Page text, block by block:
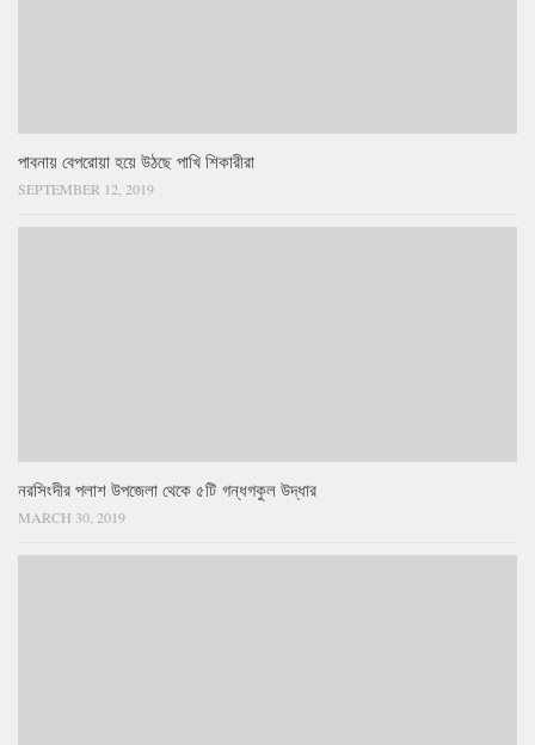
পাবনায় বেপরোয়া হয়ে উঠছে পাখি শিকারীরা
SEPTEMBER 12, 2019
নরসিংদীর পলাশ উপজেলা থেকে ৫টি গন্ধগকুল উদ্ধার
MARCH 30, 2019